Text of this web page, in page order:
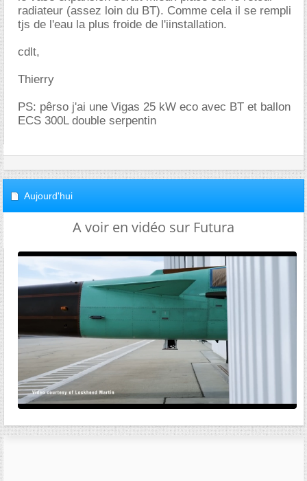
radiateur (assez loin du BT). Comme cela il se rempli
tjs de l'eau la plus froide de l'iinstallation.
cdlt,
Thierry
PS: pêrso j'ai une Vigas 25 kW eco avec BT et ballon
ECS 300L double serpentin
Aujourd'hui
A voir en vidéo sur Futura